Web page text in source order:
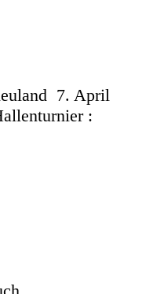
7. April
: